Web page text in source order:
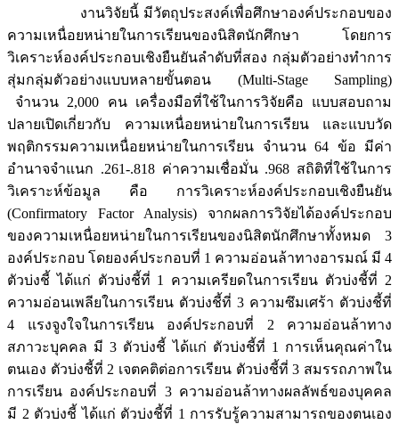
งานวิจัยนี้ มีวัตถุประสงค์เพื่อศึกษาองค์ประกอบของ
ความเหนื่อยหน่ายในการเรียนของนิสิตนักศึกษา โดยการ
วิเคราะห์องค์ประกอบเชิงยืนยันลำดับที่สอง กลุ่มตัวอย่างทำการ
สุ่มกลุ่มตัวอย่างแบบหลายขั้นตอน (Multi-Stage Sampling)
จำนวน 2,000 คน เครื่องมือที่ใช้ในการวิจัยคือ แบบสอบถาม
ปลายเปิดเกี่ยวกับ ความเหนื่อยหน่ายในการเรียน และแบบวัด
พฤติกรรมความเหนื่อยหน่ายในการเรียน จำนวน 64 ข้อ มีค่า
อำนาจจำแนก .261-.818 ค่าความเชื่อมั่น .968 สถิติที่ใช้ในการ
วิเคราะห์ข้อมูล คือ การวิเคราะห์องค์ประกอบเชิงยืนยัน
(Confirmatory Factor Analysis) จากผลการวิจัยได้องค์ประกอบ
ของความเหนื่อยหน่ายในการเรียนของนิสิตนักศึกษาทั้งหมด 3
องค์ประกอบ โดยองค์ประกอบที่ 1 ความอ่อนล้าทางอารมณ์ มี 4
ตัวบ่งชี้ ได้แก่ ตัวบ่งชี้ที่ 1 ความเครียดในการเรียน ตัวบ่งชี้ที่ 2
ความอ่อนเพลียในการเรียน ตัวบ่งชี้ที่ 3 ความซึมเศร้า ตัวบ่งชี้ที่
4 แรงจูงใจในการเรียน องค์ประกอบที่ 2 ความอ่อนล้าทาง
สภาวะบุคคล มี 3 ตัวบ่งชี้ ได้แก่ ตัวบ่งชี้ที่ 1 การเห็นคุณค่าใน
ตนเอง ตัวบ่งชี้ที่ 2 เจตคติต่อการเรียน ตัวบ่งชี้ที่ 3 สมรรถภาพใน
การเรียน องค์ประกอบที่ 3 ความอ่อนล้าทางผลลัพธ์ของบุคคล
มี 2 ตัวบ่งชี้ ได้แก่ ตัวบ่งชี้ที่ 1 การรับรู้ความสามารถของตนเอง